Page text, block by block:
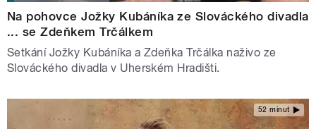
Na pohovce Jožky Kubáníka ze Slováckého divadla
... se Zdeňkem Trčálkem
Setkání Jožky Kubáníka a Zdeňka Trčálka naživo ze
Slováckého divadla v Uherském Hradišti.
52 minut